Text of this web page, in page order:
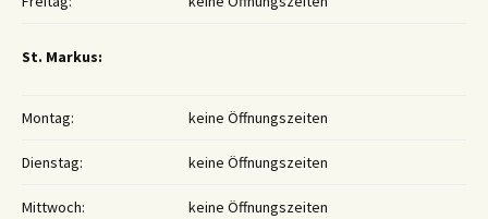
St. Markus:
Montag: keine Öffnungszeiten
Dienstag: keine Öffnungszeiten
Mittwoch: keine Öffnungszeiten